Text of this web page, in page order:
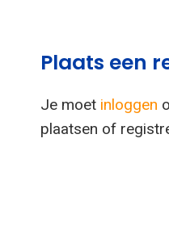
Plaats een
Je moet inloggen
plaatsen of